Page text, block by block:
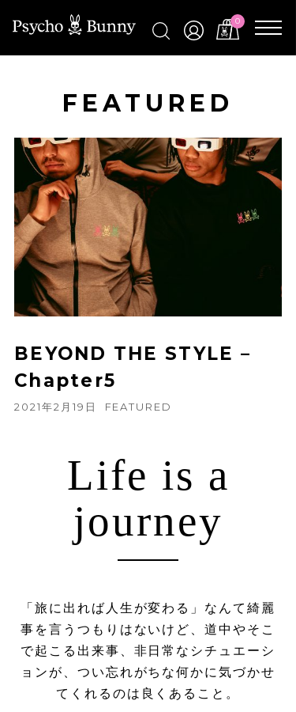
0
FEATURED
BEYOND THE STYLE –
Chapter5
2021年2月19日 FEATURED
Life is a
journey
「旅に出れば人生が変わる」なんて綺麗
事を言うつもりはないけど、道中やそこ
で起こる出来事、非日常なシチュエーシ
ョンが、つい忘れがちな何かに気づかせ
てくれるのは良くあること。